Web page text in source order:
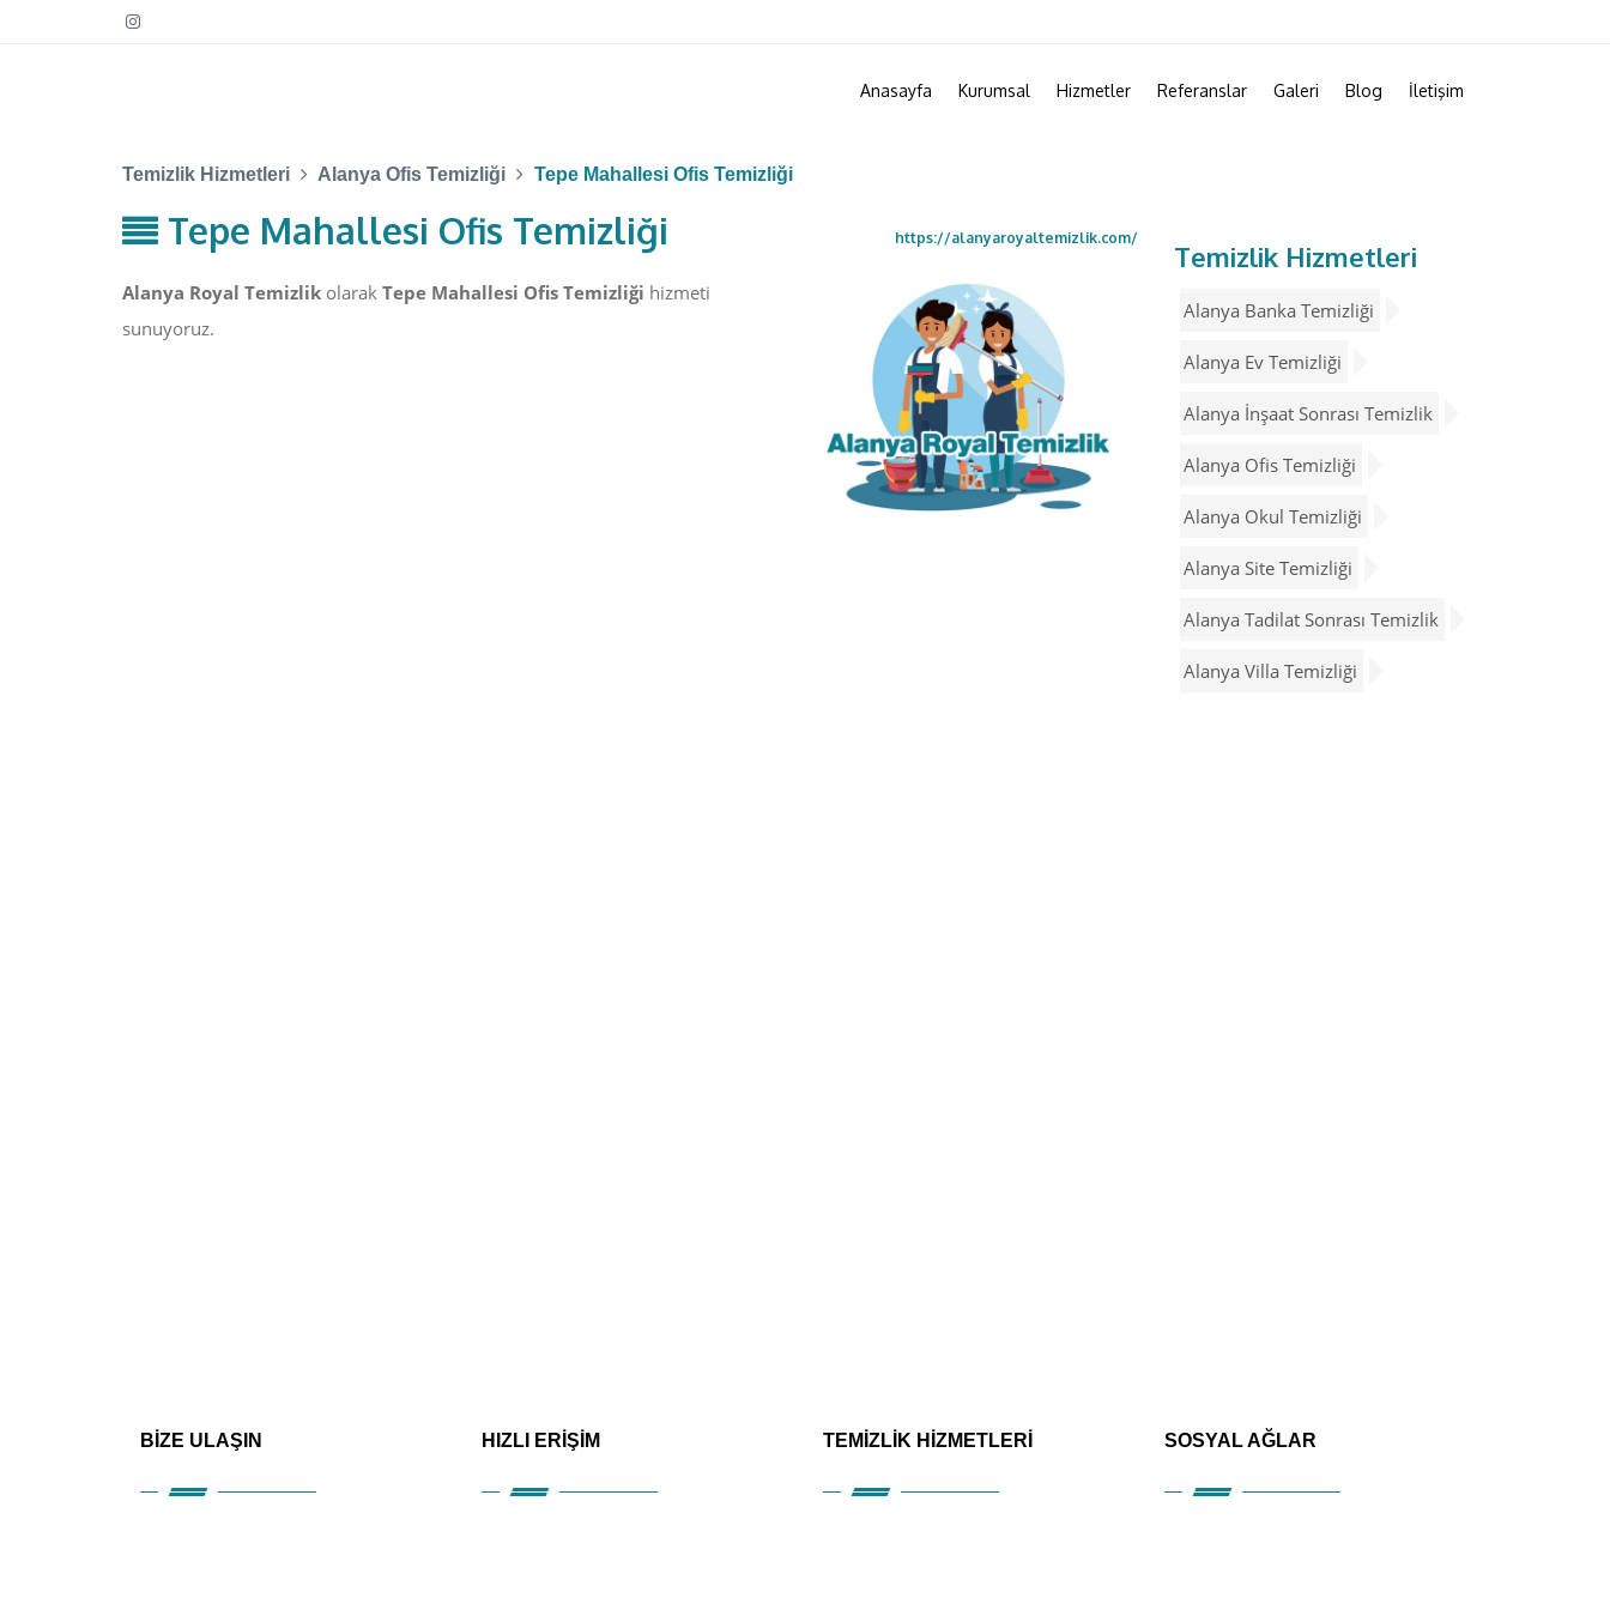
Anasayfa Kurumsal Hizmetler Referanslar Galeri Blog İletişim
Temizlik Hizmetleri Alanya Ofis Temizliği Tepe Mahallesi Ofis Temizliği
Tepe Mahallesi Ofis Temizliği https://alanyaroyaltemizlik.com/
Alanya Royal Temizlik olarak Tepe Mahallesi Ofis Temizliği hizmeti
sunuyoruz.
Temizlik Hizmetleri
Alanya Banka Temizliği
Alanya Ev Temizliği
Alanya İnşaat Sonrası Temizlik
Alanya Ofis Temizliği
Alanya Okul Temizliği
Alanya Site Temizliği
Alanya Tadilat Sonrası Temizlik
Alanya Villa Temizliği
BİZE ULAŞIN HIZLI ERİŞİM TEMİZLİK HİZMETLERİ SOSYAL AĞLAR